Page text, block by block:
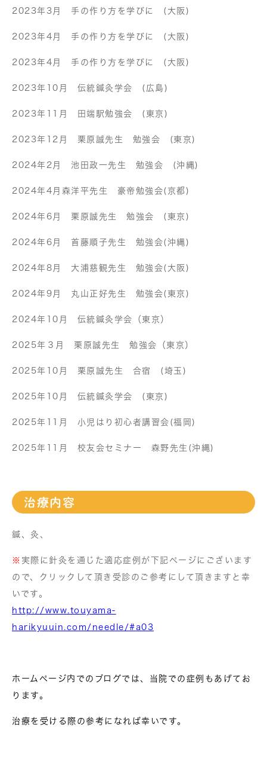
2023年3月 手の作り方を学びに (大阪)
2023年4月 手の作り方を学びに (大阪)
2023年4月 手の作り方を学びに (大阪)
2023年10月 伝統鍼灸学会 (広島)
2023年11月 田端駅勉強会 (東京)
2023年12月 栗原誠先生 勉強会 (東京)
2024年2月 池田政一先生 勉強会 (沖縄)
2024年4月森洋平先生 豪帝勉強会(京都)
2024年6月 栗原誠先生 勉強会 (東京)
2024年6月 首藤順子先生 勉強会(沖縄)
2024年8月 大浦慈観先生 勉強会(大阪)
2024年9月 丸山正好先生 勉強会(東京)
2024年10月 伝統鍼灸学会（東京）
2025年３月 栗原誠先生 勉強会（東京）
2025年10月 栗原誠先生 合宿 (埼玉)
2025年10月 伝統鍼灸学会 (東京)
2025年11月 小児はり初心者講習会(福岡)
2025年11月 校友会セミナー 森野先生(沖縄)
治療内容
鍼、灸、
※ 実際に針灸を通じた適応症例が下記ページにございます
ので、クリックして頂き受診のご参考にして頂きますと幸
いです。
http://www.touyama-
harikyuuin.com/needle/#a03
ホームページ内でのブログでは、当院での症例もあげてお
ります。
治療を受ける際の参考になれば幸いです。